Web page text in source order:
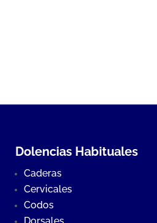
Dolencias Habituales
Caderas
Cervicales
Codos